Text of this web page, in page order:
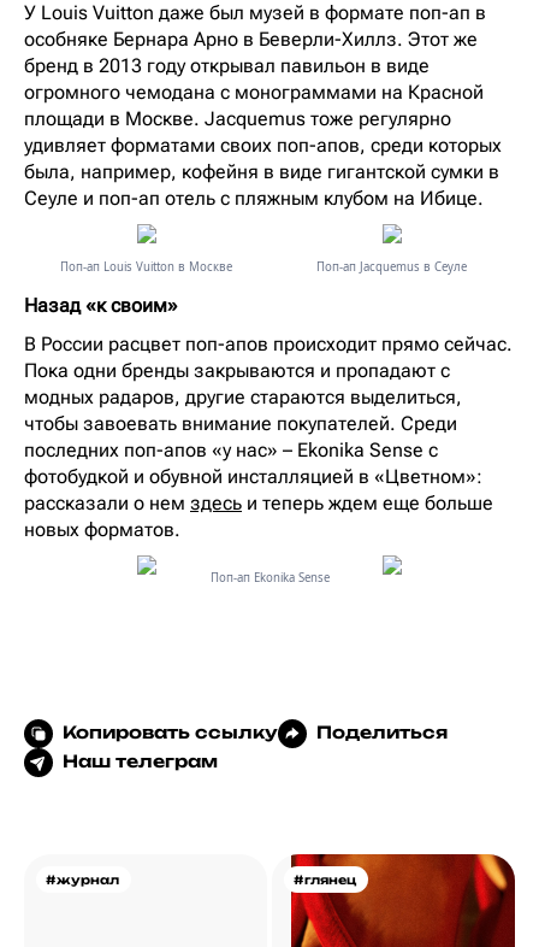
У Louis Vuitton даже был музей в формате поп-ап в
особняке Бернара Арно в Беверли-Хиллз. Этот же
бренд в 2013 году открывал павильон в виде
огромного чемодана с монограммами на Красной
площади в Москве. Jacquemus тоже регулярно
удивляет форматами своих поп-апов, среди которых
была, например, кофейня в виде гигантской сумки в
Сеуле и поп-ап отель с пляжным клубом на Ибице.
Поп-ап Louis Vuitton в Москве Поп-ап Jacquemus в Сеуле
Назад «к своим»
В России расцвет поп-апов происходит прямо сейчас.
Пока одни бренды закрываются и пропадают с
модных радаров, другие стараются выделиться,
чтобы завоевать внимание покупателей. Среди
последних поп-апов «у нас» – Ekonika Sense с
фотобудкой и обувной инсталляцией в «Цветном»:
рассказали о нем здесь и теперь ждем еще больше
новых форматов.
Поп-ап Ekonika Sense
Копировать ссылку
Поделиться
Наш телеграм
#журнал #глянец